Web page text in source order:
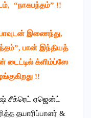
“நாகபந்தம்” !!
இணைந்து,
பான் இந்தியத்
டைட்டில் க்ளிம்ப்ஸே
!!
சீக்ரெட் ஏஜென்ட்
தயாரிப்பாளர் &